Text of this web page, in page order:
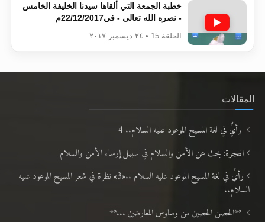
خطبة الجمعة التي ألقاها سيدنا الخليفة الخامس
- نصره الله تعالى - في22/12/2017م
الحلقة 15 • ٢٤ ديسمبر ٢٠١٧
المقالات
رأيٌ في لغة المسيح الموعود عليه السلام.. 4
الهجرة: بحث عن الأمن والسلام في سبيل إرساء الأمن والسلام
رأيٌ في لغة المسيح الموعود عليه السلام ..«3» نظرة في شعر المسيح الموعود عليه
السلام..
**الحصن الحصين من وساوس المعارضين ...**